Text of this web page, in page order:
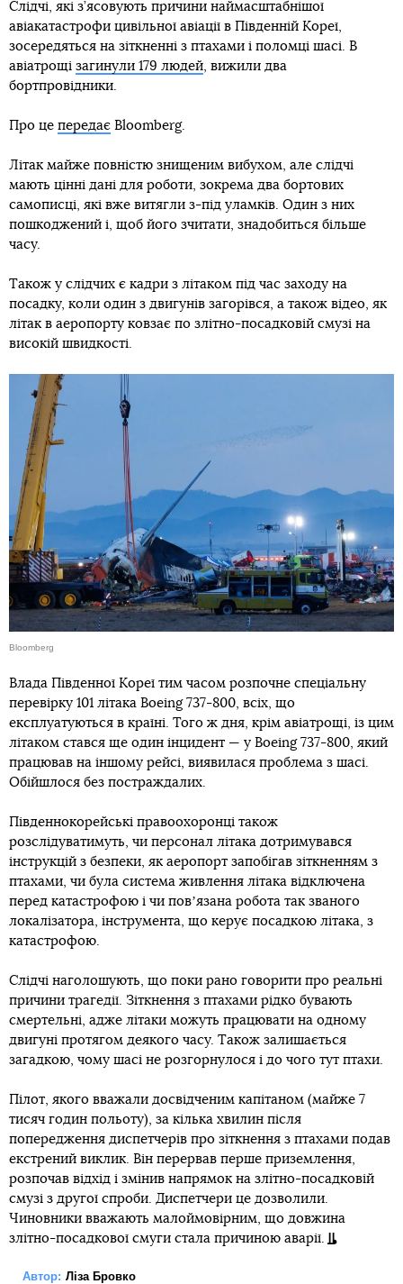
Слідчі, які з’ясовують причини наймасштабнішої
авіакатастрофи цивільної авіації в Південній Кореї,
зосередяться на зіткненні з птахами і поломці шасі. В
авіатрощі загинули 179 людей, вижили два
бортпровідники.
Про це передає Bloomberg.
Літак майже повністю знищеним вибухом, але слідчі
мають цінні дані для роботи, зокрема два бортових
самописці, які вже витягли з-під уламків. Один з них
пошкоджений і, щоб його зчитати, знадобиться більше
часу.
Також у слідчих є кадри з літаком під час заходу на
посадку, коли один з двигунів загорівся, а також відео, як
літак в аеропорту ковзає по злітно-посадковій смузі на
високій швидкості.
Bloomberg
Влада Південної Кореї тим часом розпочне спеціальну
перевірку 101 літака Boeing 737-800, всіх, що
експлуатуються в країні. Того ж дня, крім авіатрощі, із цим
літаком стався ще один інцидент — у Boeing 737-800, який
працював на іншому рейсі, виявилася проблема з шасі.
Обійшлося без постраждалих.
Південнокорейські правоохоронці також
розслідуватимуть, чи персонал літака дотримувався
інструкцій з безпеки, як аеропорт запобігав зіткненням з
птахами, чи була система живлення літака відключена
перед катастрофою і чи повʼязана робота так званого
локалізатора, інструмента, що керує посадкою літака, з
катастрофою.
Слідчі наголошують, що поки рано говорити про реальні
причини трагедії. Зіткнення з птахами рідко бувають
смертельні, адже літаки можуть працювати на одному
двигуні протягом деякого часу. Також залишається
загадкою, чому шасі не розгорнулося і до чого тут птахи.
Пілот, якого вважали досвідченим капітаном (майже 7
тисяч годин польоту), за кілька хвилин після
попередження диспетчерів про зіткнення з птахами подав
екстрений виклик. Він перервав перше приземлення,
розпочав відхід і змінив напрямок на злітно-посадковій
смузі з другої спроби. Диспетчери це дозволили.
Чиновники вважають малоймовірним, що довжина
злітно-посадкової смуги стала причиною аварії.
Автор: Ліза Бровко